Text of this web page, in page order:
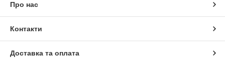
Про нас
Контакти
Доставка та оплата